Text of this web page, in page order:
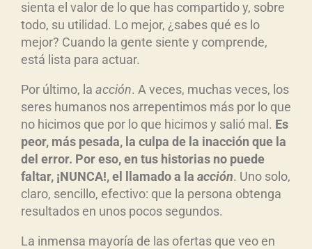
sienta el valor de lo que has compartido y, sobre
todo, su utilidad. Lo mejor, ¿sabes qué es lo
mejor? Cuando la gente siente y comprende,
está lista para actuar.
Por último, la acción. A veces, muchas veces, los
seres humanos nos arrepentimos más por lo que
no hicimos que por lo que hicimos y salió mal. Es
peor, más pesada, la culpa de la inacción que la
del error. Por eso, en tus historias no puede
faltar, ¡NUNCA!, el llamado a la acción. Uno solo,
claro, sencillo, efectivo: que la persona obtenga
resultados en unos pocos segundos.
La inmensa mayoría de las ofertas que veo en